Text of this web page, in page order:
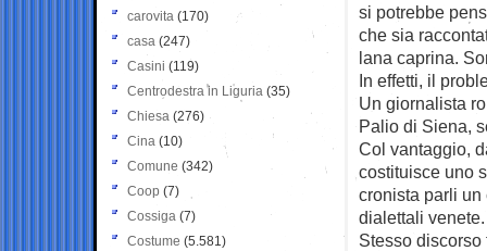
si potrebbe
che sia
lana caprina.
In effetti, il
Un giornalista
Palio di Siena,
Col vantaggio,
costituisce uno
cronista parli un
dialettali venete.
Stesso discorso
carovita (170)
casa (247)
Casini (119)
Centrodestra in Liguria (35)
Chiesa (276)
Cina (10)
Comune (342)
Coop (7)
Cossiga (7)
Costume (5.581)